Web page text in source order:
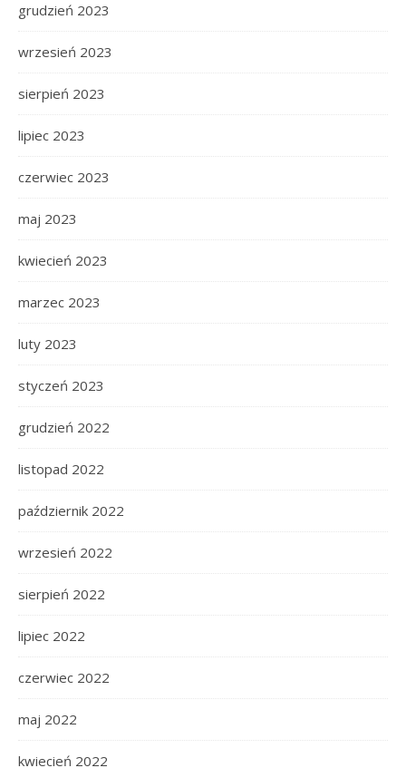
grudzień 2023
wrzesień 2023
sierpień 2023
lipiec 2023
czerwiec 2023
maj 2023
kwiecień 2023
marzec 2023
luty 2023
styczeń 2023
grudzień 2022
listopad 2022
październik 2022
wrzesień 2022
sierpień 2022
lipiec 2022
czerwiec 2022
maj 2022
kwiecień 2022